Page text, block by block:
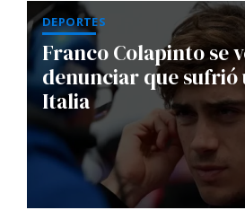
DEPORTES
Franco Colapinto se
denunciar que sufrió
Italia